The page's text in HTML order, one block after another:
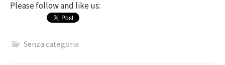
Please follow and like us:
Senza categoria